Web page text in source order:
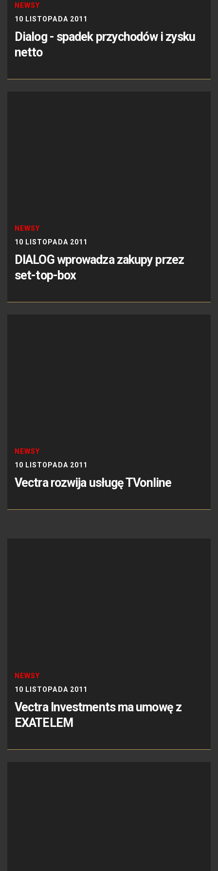
NEWSY
10 LISTOPADA 2011
Dialog - spadek przychodów i zysku
netto
NEWSY
10 LISTOPADA 2011
DIALOG wprowadza zakupy przez
set-top-box
NEWSY
10 LISTOPADA 2011
Vectra rozwija usługę TVonline
NEWSY
10 LISTOPADA 2011
Vectra Investments ma umowę z
EXATELEM